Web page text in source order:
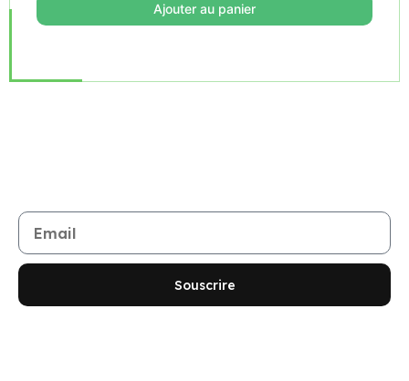
Ajouter au panier
Souscrire